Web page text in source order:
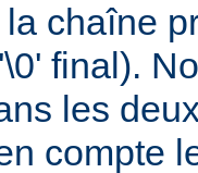
chaîne
final).
les
compte